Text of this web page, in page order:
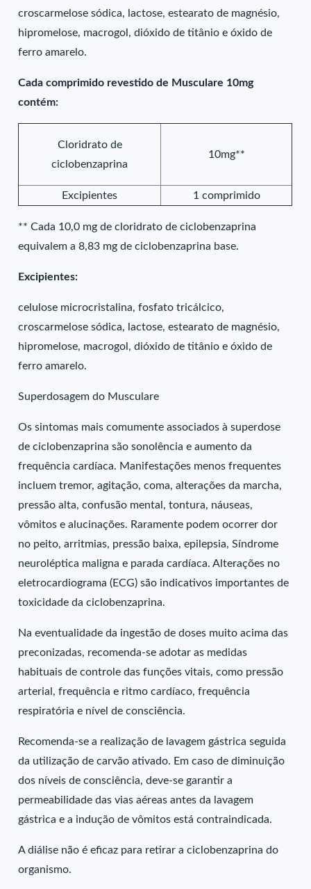
croscarmelose sódica, lactose, estearato de magnésio,
hipromelose, macrogol, dióxido de titânio e óxido de
ferro amarelo.
Cada comprimido revestido de Musculare 10mg
contém:
Cloridrato de
ciclobenzaprina
10mg**
Excipientes 1 comprimido
** Cada 10,0 mg de cloridrato de ciclobenzaprina
equivalem a 8,83 mg de ciclobenzaprina base.
Excipientes:
celulose microcristalina, fosfato tricálcico,
croscarmelose sódica, lactose, estearato de magnésio,
hipromelose, macrogol, dióxido de titânio e óxido de
ferro amarelo.
Superdosagem do Musculare
Os sintomas mais comumente associados à superdose
de ciclobenzaprina são sonolência e aumento da
frequência cardíaca. Manifestações menos frequentes
incluem tremor, agitação, coma, alterações da marcha,
pressão alta, confusão mental, tontura, náuseas,
vômitos e alucinações. Raramente podem ocorrer dor
no peito, arritmias, pressão baixa, epilepsia, Síndrome
neuroléptica maligna e parada cardíaca. Alterações no
eletrocardiograma (ECG) são indicativos importantes de
toxicidade da ciclobenzaprina.
Na eventualidade da ingestão de doses muito acima das
preconizadas, recomenda-se adotar as medidas
habituais de controle das funções vitais, como pressão
arterial, frequência e ritmo cardíaco, frequência
respiratória e nível de consciência.
Recomenda-se a realização de lavagem gástrica seguida
da utilização de carvão ativado. Em caso de diminuição
dos níveis de consciência, deve-se garantir a
permeabilidade das vias aéreas antes da lavagem
gástrica e a indução de vômitos está contraindicada.
A diálise não é eficaz para retirar a ciclobenzaprina do
organismo.